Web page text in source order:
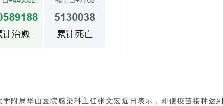
附属华山医院感染科主任张文宏近日表示，即便疫苗接种达